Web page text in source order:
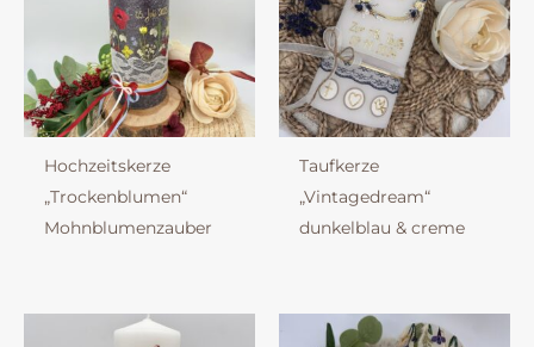
Hochzeitskerze
„Trockenblumen“
Mohnblumenzauber
Taufkerze
„Vintagedream“
dunkelblau & creme